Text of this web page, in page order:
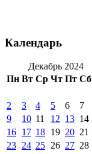
Календарь
Декабрь 2024
Пн Вт Ср Чт Пт Сб
2
3 4 5 6 7
9
10 11 12 13 14
16 17 18 19 20 21
23 24 25 26 27 28